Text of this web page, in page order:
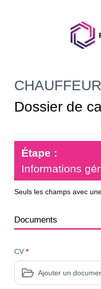
Dossier de
Étape :
Informations
Seuls les champs avec
Documents
CV *
Ajouter un